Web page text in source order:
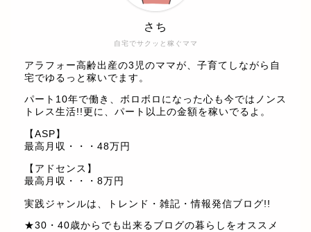
自宅でサクッと稼ぐママ
さち
アラフォー高齢出産の3児のママが、子育てしながら自
宅でゆるっと稼いでます。
パート10年で働き、ボロボロになった心も今ではノンス
トレス生活!!更に、パート以上の金額を稼いでるよ。
【ASP】
最高月収・・・48万円
【アドセンス】
最高月収・・・8万円
実践ジャンルは、トレンド・雑記・情報発信ブログ!!
★30・40歳からでも出来るブログの暮らしをオススメ